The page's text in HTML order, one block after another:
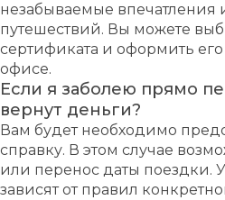
незабываемые впечатления
путешествий. Вы можете
сертификата и оформить
офисе.
Если я заболею прямо
вернут деньги?
Вам будет необходимо
справку. В этом случае
или перенос даты поездки.
зависят от правил